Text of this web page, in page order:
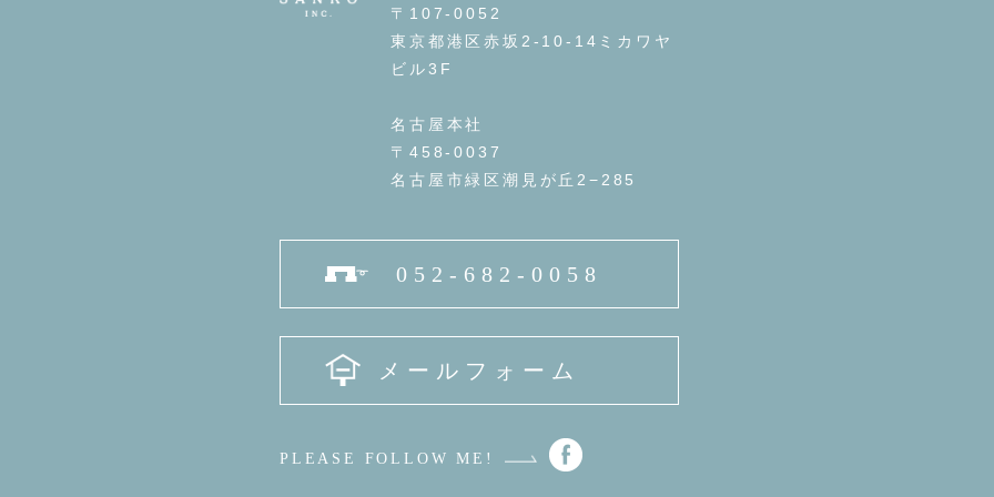
〒107-0052
東京都港区赤坂2-10-14ミカワヤ
ビル3F
名古屋本社
〒458-0037
名古屋市緑区潮見が丘2−285
052-682-0058
メールフォーム
PLEASE FOLLOW ME!